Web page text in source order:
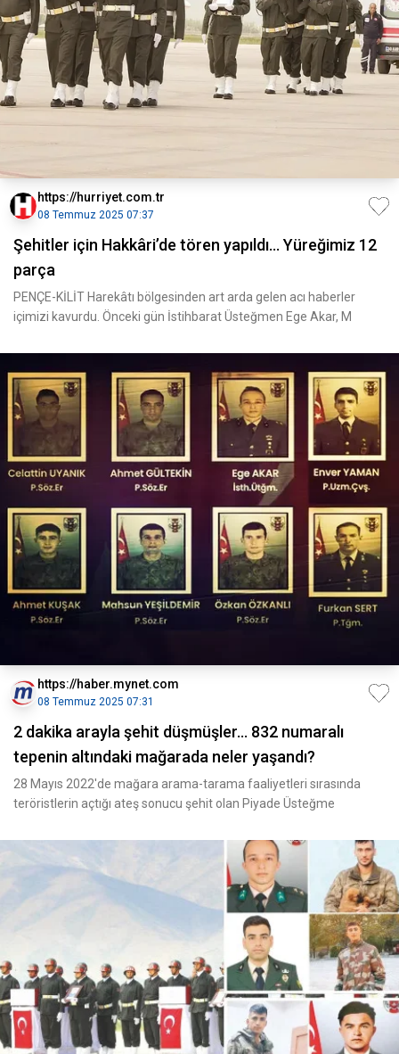
https://hurriyet.com.tr
08 Temmuz 2025 07:37
Şehitler için Hakkâri’de tören yapıldı... Yüreğimiz 12
parça
PENÇE-KİLİT Harekâtı bölgesinden art arda gelen acı haberler
içimizi kavurdu. Önceki gün İstihbarat Üsteğmen Ege Akar, M
https://haber.mynet.com
08 Temmuz 2025 07:31
2 dakika arayla şehit düşmüşler... 832 numaralı
tepenin altındaki mağarada neler yaşandı?
28 Mayıs 2022'de mağara arama-tarama faaliyetleri sırasında
teröristlerin açtığı ateş sonucu şehit olan Piyade Üsteğme